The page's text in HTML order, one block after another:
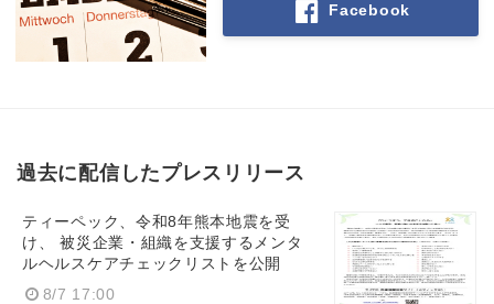
Facebook
過去に配信したプレスリリース
ティーペック、令和8年熊本地震を受
け、 被災企業・組織を支援するメンタ
ルヘルスケアチェックリストを公開
8/7 17:00